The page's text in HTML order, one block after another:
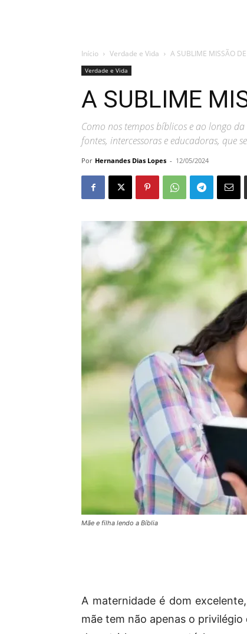
Início Verdade e Vida A SUBLIME MISSÃO
Verdade e Vida
A SUBLIME
Como nos tempos bíblicos e ao longo
fontes, intercessoras e educadoras, que
Por Hernandes Dias Lopes - 12/05/2024
Mãe e filha lendo a Bíblia
A maternidade é dom
mãe tem não apenas o